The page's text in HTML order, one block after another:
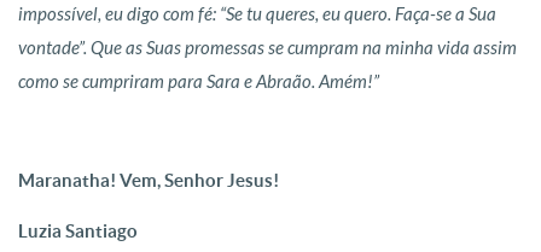
impossível, eu digo com fé: “Se tu queres, eu quero. Faça-se a Sua
vontade”. Que as Suas promessas se cumpram na minha vida assim
como se cumpriram para Sara e Abraão. Amém!”
Maranatha! Vem, Senhor Jesus!
Luzia Santiago